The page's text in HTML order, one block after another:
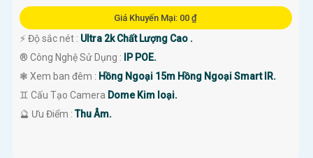
Giá Khuyến Mại: 00 ₫
️⚡ Độ sắc nét : Ultra 2k Chất Lượng Cao .
®️ Công Nghệ Sử Dụng :
IP POE.
❃ Xem ban đêm : Hồng Ngoại 15m Hồng Ngoại Smart IR.
♊ Cấu Tạo Camera Dome Kim loại.
️🔮 Ưu Điểm :Thu Âm.